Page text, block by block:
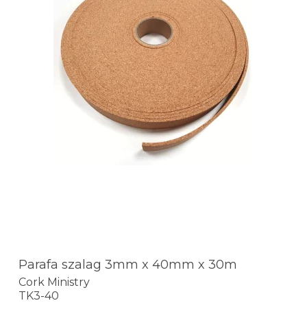
Parafa szalag 3mm x 40mm x 30m
Cork Ministry
TK3-40